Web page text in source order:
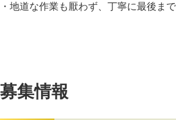
・地道な作業も厭わず、丁寧に最後ま
募集情報